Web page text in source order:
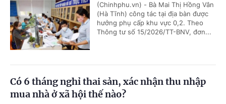
(Chinhphu.vn) - Bà Mai Thị Hồng Vân
(Hà Tĩnh) công tác tại địa bàn được
hưởng phụ cấp khu vực 0,2. Theo
Thông tư số 15/2026/TT-BNV, đơn...
Có 6 tháng nghỉ thai sản, xác nhận thu nhập
mua nhà ở xã hội thế nào?